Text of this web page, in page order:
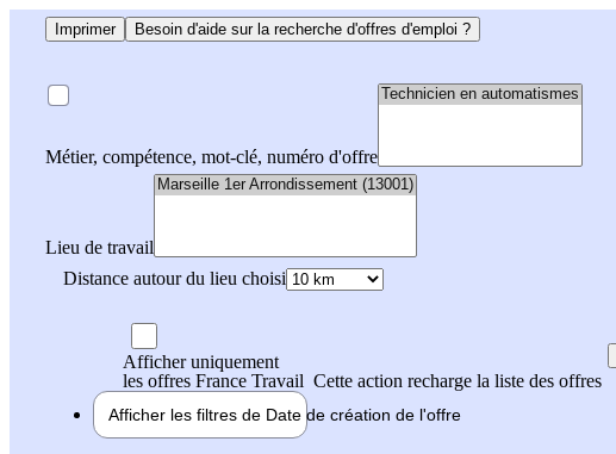
Imprimer Besoin d'aide sur la recherche d'offres d'emploi ?
Métier, compétence, mot-clé, numéro d'offre
Lieu de travail
Distance autour du lieu choisi
Afficher uniquement
les offres France Travail Cette action recharge la liste des offres
Afficher les filtres de Date de création de l'offre